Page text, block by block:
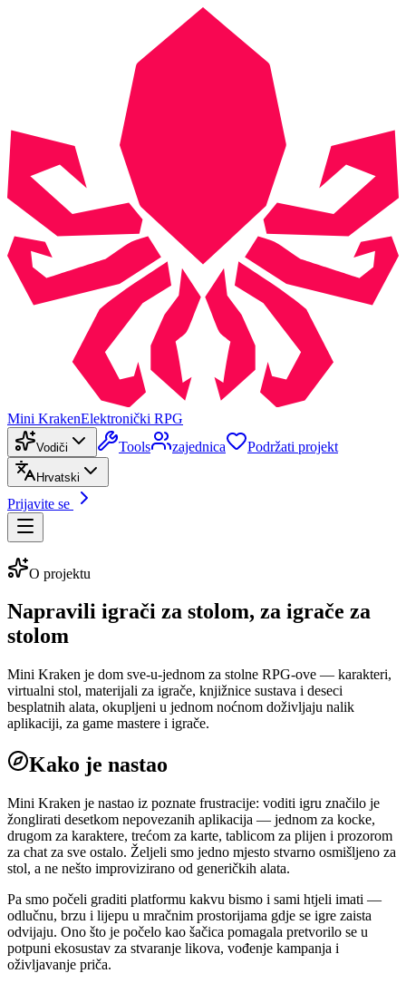
Mini KrakenElektronički RPG
Vodiči Tools zajednica Podržati projekt
Hrvatski
Prijavite se
O projektu
Napravili igrači za stolom, za igrače za
stolom
Mini Kraken je dom sve-u-jednom za stolne RPG-ove — karakteri,
virtualni stol, materijali za igrače, knjižnice sustava i deseci
besplatnih alata, okupljeni u jednom noćnom doživljaju nalik
aplikaciji, za game mastere i igrače.
Kako je nastao
Mini Kraken je nastao iz poznate frustracije: voditi igru značilo je
žonglirati desetkom nepovezanih aplikacija — jednom za kocke,
drugom za karaktere, trećom za karte, tablicom za plijen i prozorom
za chat za sve ostalo. Željeli smo jedno mjesto stvarno osmišljeno za
stol, a ne nešto improvizirano od generičkih alata.
Pa smo počeli graditi platformu kakvu bismo i sami htjeli imati —
odlučnu, brzu i lijepu u mračnim prostorijama gdje se igre zaista
odvijaju. Ono što je počelo kao šačica pomagala pretvorilo se u
potpuni ekosustav za stvaranje likova, vođenje kampanja i
oživljavanje priča.